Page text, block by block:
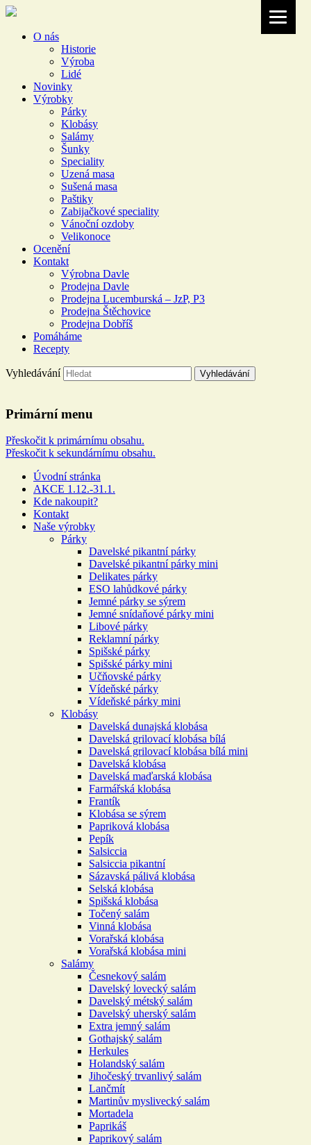
O nás
Historie
Výroba
Lidé
Novinky
Výrobky
Párky
Klobásy
Salámy
Šunky
Speciality
Uzená masa
Sušená masa
Paštiky
Zabijačkové speciality
Vánoční ozdoby
Velikonoce
Ocenění
Kontakt
Výrobna Davle
Prodejna Davle
Prodejna Lucemburská – JzP, P3
Prodejna Štěchovice
Prodejna Dobříš
Pomáháme
Recepty
DOLEJŠÍCH
Více než 100 let rodinné tradice
Vyhledávání
Primární menu
Přeskočit k primárnímu obsahu.
Přeskočit k sekundárnímu obsahu.
Úvodní stránka
AKCE 1.12.-31.1.
Kde nakoupit?
Kontakt
Naše výrobky
Párky
Davelské pikantní párky
Davelské pikantní párky mini
Delikates párky
ESO lahůdkové párky
Jemné párky se sýrem
Jemné snídaňové párky mini
Libové párky
Reklamní párky
Spišské párky
Spišské párky mini
Učňovské párky
Vídeňské párky
Vídeňské párky mini
Klobásy
Davelská dunajská klobása
Davelská grilovací klobása bílá
Davelská grilovací klobása bílá mini
Davelská klobása
Davelská maďarská klobása
Farmářská klobása
Frantík
Klobása se sýrem
Papriková klobása
Pepík
Salsiccia
Salsiccia pikantní
Sázavská pálivá klobása
Selská klobása
Spišská klobása
Točený salám
Vinná klobása
Vorařská klobása
Vorařská klobása mini
Salámy
Česnekový salám
Davelský lovecký salám
Davelský métský salám
Davelský uherský salám
Extra jemný salám
Gothajský salám
Herkules
Holandský salám
Jihočeský trvanlivý salám
Lančmít
Martinův myslivecký salám
Mortadela
Paprikáš
Paprikový salám